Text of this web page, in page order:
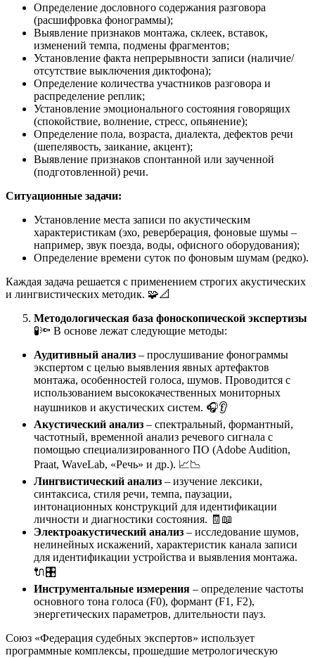
Определение дословного содержания разговора
(расшифровка фонограммы);
Выявление признаков монтажа, склеек, вставок,
изменений темпа, подмены фрагментов;
Установление факта непрерывности записи (наличие/
отсутствие выключения диктофона);
Определение количества участников разговора и
распределение реплик;
Установление эмоционального состояния говорящих
(спокойствие, волнение, стресс, опьянение);
Определение пола, возраста, диалекта, дефектов речи
(шепелявость, заикание, акцент);
Выявление признаков спонтанной или заученной
(подготовленной) речи.
Ситуационные задачи:
Установление места записи по акустическим
характеристикам (эхо, реверберация, фоновые шумы –
например, звук поезда, воды, офисного оборудования);
Определение времени суток по фоновым шумам (редко).
Каждая задача решается с применением строгих акустических
и лингвистических методик. 🧩📐
Методологическая база фоноскопической экспертизы
🧪🔦 В основе лежат следующие методы:
Аудитивный анализ – прослушивание фонограммы
экспертом с целью выявления явных артефактов
монтажа, особенностей голоса, шумов. Проводится с
использованием высококачественных мониторных
наушников и акустических систем. 🎧👂
Акустический анализ – спектральный, формантный,
частотный, временной анализ речевого сигнала с
помощью специализированного ПО (Adobe Audition,
Praat, WaveLab, «Речь» и др.). 📈📉
Лингвистический анализ – изучение лексики,
синтаксиса, стиля речи, темпа, паузации,
интонационных конструкций для идентификации
личности и диагностики состояния. 🧾📖
Электроакустический анализ – исследование шумов,
нелинейных искажений, характеристик канала записи
для идентификации устройства и выявления монтажа.
🔌🎛️
Инструментальные измерения – определение частоты
основного тона голоса (F0), формант (F1, F2),
энергетических параметров, длительности пауз.
Союз «Федерация судебных экспертов» использует
программные комплексы, прошедшие метрологическую